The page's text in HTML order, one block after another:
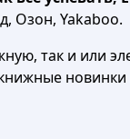
Озон, Yakaboo.
так и или
новинки